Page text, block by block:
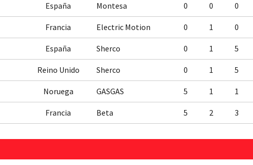
España Montesa 0 0 0
Francia Electric Motion 0 1 0
España Sherco 0 1 5
Reino Unido Sherco 0 1 5
Noruega GASGAS 5 1 1
Francia Beta 5 2 3